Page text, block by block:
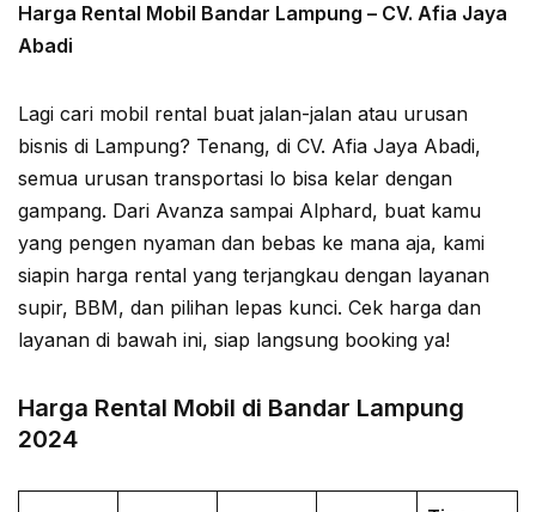
Harga Rental Mobil Bandar Lampung – CV. Afia Jaya
Abadi
Lagi cari mobil rental buat jalan-jalan atau urusan
bisnis di Lampung? Tenang, di CV. Afia Jaya Abadi,
semua urusan transportasi lo bisa kelar dengan
gampang. Dari Avanza sampai Alphard, buat kamu
yang pengen nyaman dan bebas ke mana aja, kami
siapin harga rental yang terjangkau dengan layanan
supir, BBM, dan pilihan lepas kunci. Cek harga dan
layanan di bawah ini, siap langsung booking ya!
Harga Rental Mobil di Bandar Lampung
2024